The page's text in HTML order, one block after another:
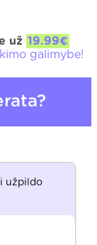
už 19.99€
galimybe!
užpildo